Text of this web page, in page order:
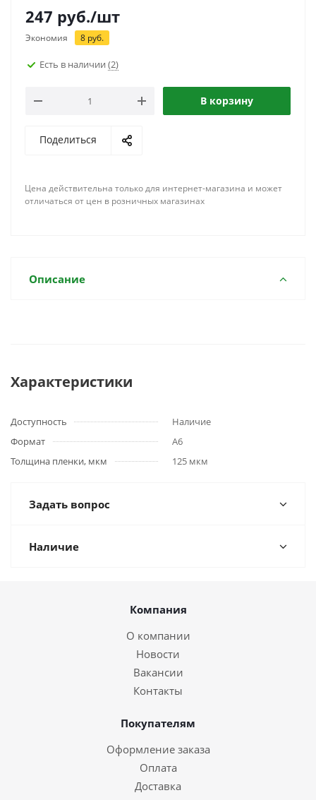
247 руб./шт
Экономия 8 руб.
Есть в наличии (2)
В корзину
Поделиться
Цена действительна только для интернет-магазина и может
отличаться от цен в розничных магазинах
Описание
Характеристики
Доступность
Наличие
Формат
A6
Толщина пленки, мкм
125 мкм
Задать вопрос
Наличие
Компания
О компании
Новости
Вакансии
Контакты
Покупателям
Оформление заказа
Оплата
Доставка